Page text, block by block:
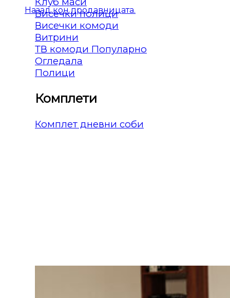
Назад кон продавницата.
Висечки полици
Висечки комоди
Витрини
ТВ комоди
Огледала
Полици
Комплети
Комплет дневни соби